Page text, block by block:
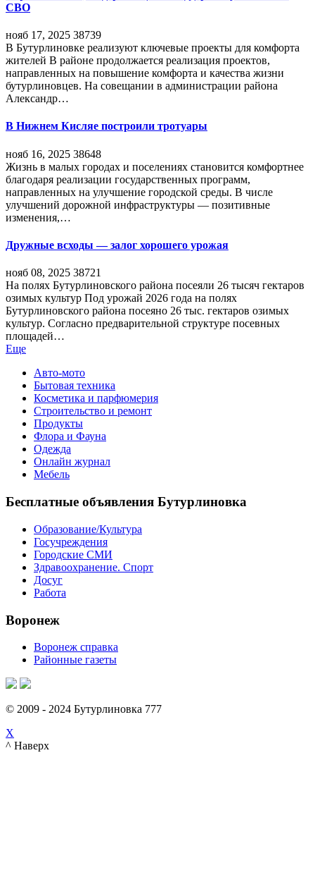
СВО
нояб 17, 2025 38739
В Бутурлиновке реализуют ключевые проекты для комфорта
жителей В районе продолжается реализация проектов,
направленных на повышение комфорта и качества жизни
бутурлиновцев. На совещании в администрации района
Александр…
В Нижнем Кисляе построили тротуары
нояб 16, 2025 38648
Жизнь в малых городах и поселениях становится комфортнее
благодаря реализации государственных программ,
направленных на улучшение городской среды. В числе
улучшений дорожной инфраструктуры — позитивные
изменения,…
Дружные всходы — залог хорошего урожая
нояб 08, 2025 38721
На полях Бутурлиновского района посеяли 26 тысяч гектаров
озимых культур Под урожай 2026 года на полях
Бутурлиновского района посеяно 26 тыс. гектаров озимых
культур. Согласно предварительной структуре посевных
площадей…
Еще
Авто-мото
Бытовая техника
Косметика и парфюмерия
Строительство и ремонт
Продукты
Флора и Фауна
Одежда
Онлайн журнал
Мебель
Бесплатные объявления Бутурлиновка
Образование/Культура
Госучреждения
Городские СМИ
Здравоохранение. Спорт
Досуг
Работа
Воронеж
Воронеж справка
Районные газеты
© 2009 - 2024 Бутурлиновка 777
X
^ Наверх